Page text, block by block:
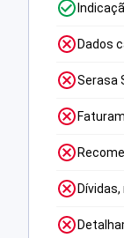
Dados
Serasa